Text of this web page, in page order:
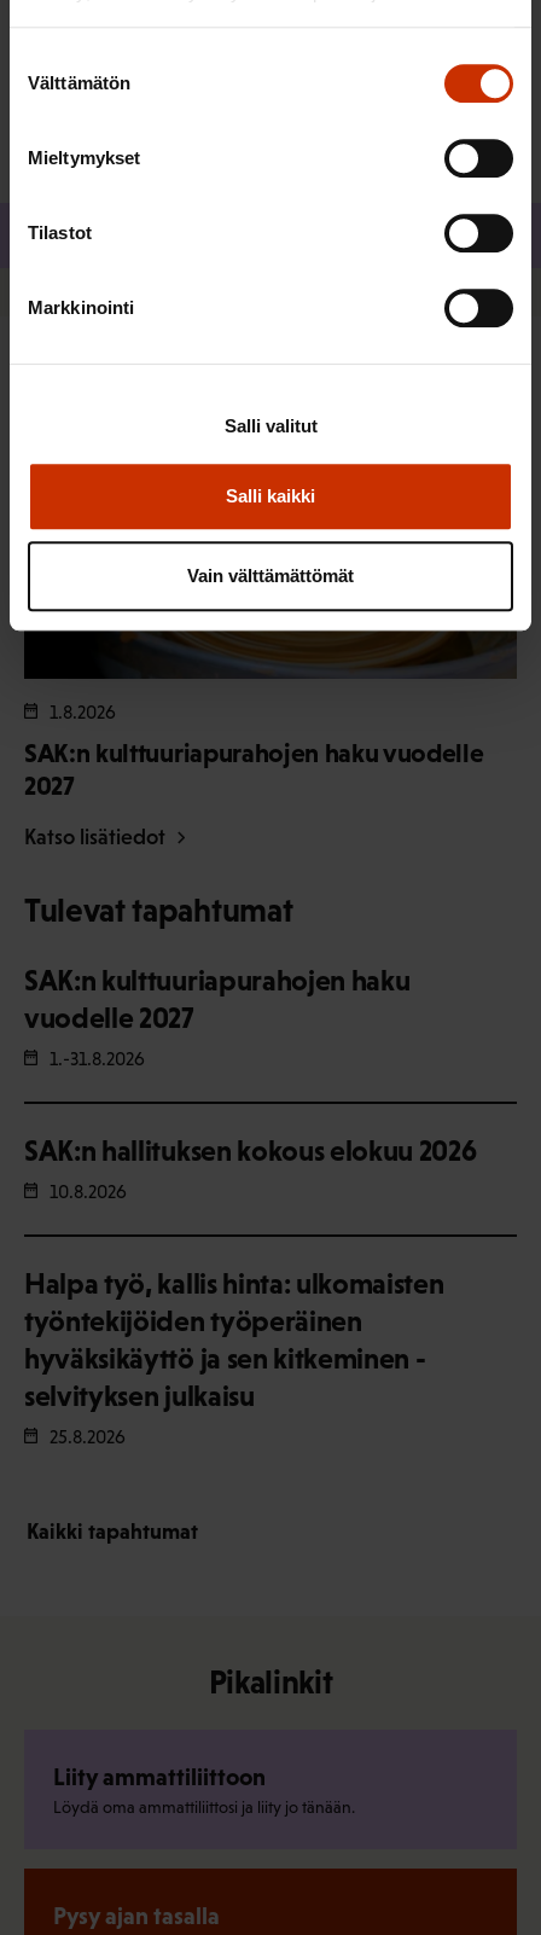
valinta
Välttämätön
Mieltymykset
Tilastot
Markkinointi
Salli kaikki
Salli valitut
Vain välttämättömät
ilmoittautumislomakkeesta.
Tulevat tapahtumat
SAK:n kulttuuriapurahojen haku
vuodelle 2027
1.-31.8.2026
SAK:n hallituksen kokous elokuu 2026
10.8.2026
Halpa työ, kallis hinta: ulkomaisten
työntekijöiden työperäinen
hyväksikäyttö ja sen kitkeminen -
selvityksen julkaisu
25.8.2026
Kaikki tapahtumat
1.8.2026
SAK:n kulttuuriapurahojen haku vuodelle
2027
Katso lisätiedot
Pikalinkit
Liity ammattiliittoon
Löydä oma ammattiliittosi ja liity jo tänään.
Pysy ajan tasalla